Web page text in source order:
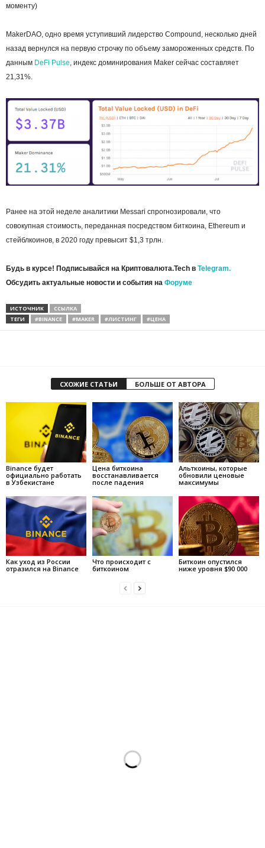
моменту)
MakerDAO, одно время уступивший лидерство Compound, несколько дней
назад вернулся на первую строчку по объему замороженных средств. По
данным DeFi Pulse, индекс доминирования Maker сейчас составляет
21,31%.
Ранее на этой неделе аналитики Messari спрогнозировали, что
совокупная стоимость, переданная посредством биткоина, Ethereum и
стейблкоинов, в 2020 году превысит $1,3 трлн.
Будь в курсе! Подписывайся на Криптовалюта.Tech в Telegram.
Обсудить актуальные новости и события на Форуме
ИСТОЧНИК
ССЫЛКА
ТЕГИ
#BINANCE #MAKER #ЛИСТИНГ #ЦЕНА
СХОЖИЕ СТАТЬИ БОЛЬШЕ ОТ АВТОРА
Binance будет
официально работать
в Узбекистане
Цена биткоина
восстанавливается
после падения
Альткоины, которые
обновили ценовые
максимумы
Как уход из России
отразился на Binance
Что происходит с
биткоином
Биткоин опустился
ниже уровня $90 000